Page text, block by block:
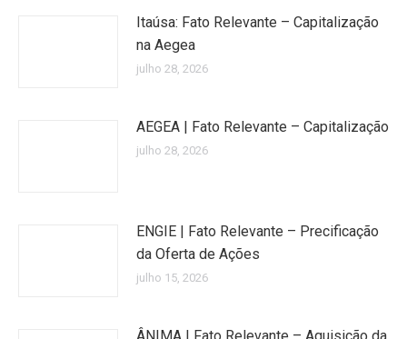
Itaúsa: Fato Relevante – Capitalização
na Aegea
julho 28, 2026
AEGEA | Fato Relevante – Capitalização
julho 28, 2026
ENGIE | Fato Relevante – Precificação
da Oferta de Ações
julho 15, 2026